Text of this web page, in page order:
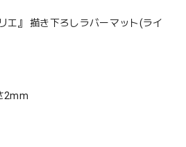
エ』 描き下ろしラバーマット(ライ
2mm